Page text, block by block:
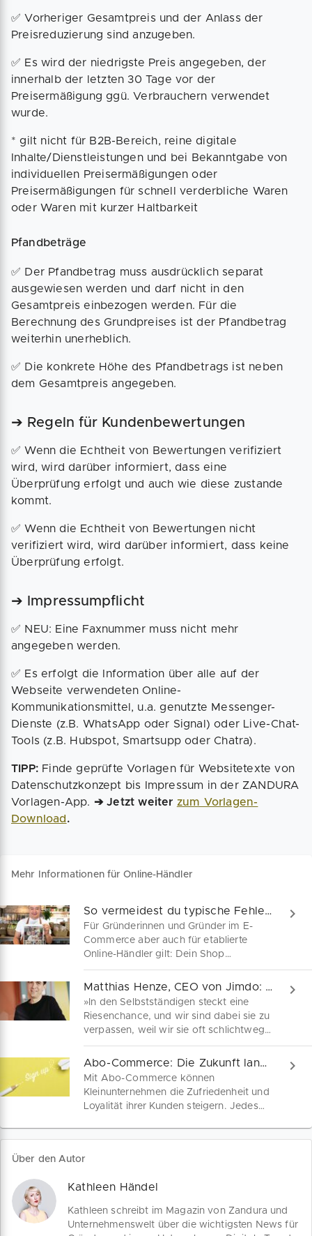
✅ Vorheriger Gesamtpreis und der Anlass der
Preisreduzierung sind anzugeben.
✅ Es wird der niedrigste Preis angegeben, der
innerhalb der letzten 30 Tage vor der
Preisermäßigung ggü. Verbrauchern verwendet
wurde.
* gilt nicht für B2B-Bereich, reine digitale
Inhalte/Dienstleistungen und bei Bekanntgabe von
individuellen Preisermäßigungen oder
Preisermäßigungen für schnell verderbliche Waren
oder Waren mit kurzer Haltbarkeit
Pfandbeträge
✅ Der Pfandbetrag muss ausdrücklich separat
ausgewiesen werden und darf nicht in den
Gesamtpreis einbezogen werden. Für die
Berechnung des Grundpreises ist der Pfandbetrag
weiterhin unerheblich.
✅ Die konkrete Höhe des Pfandbetrags ist neben
dem Gesamtpreis angegeben.
➔ Regeln für Kundenbewertungen
✅ Wenn die Echtheit von Bewertungen verifiziert
wird, wird darüber informiert, dass eine
Überprüfung erfolgt und auch wie diese zustande
kommt.
✅ Wenn die Echtheit von Bewertungen nicht
verifiziert wird, wird darüber informiert, dass keine
Überprüfung erfolgt.
➔ Impressumpflicht
✅ NEU: Eine Faxnummer muss nicht mehr
angegeben werden.
✅ Es erfolgt die Information über alle auf der
Webseite verwendeten Online-
Kommunikationsmittel, u.a. genutzte Messenger-
Dienste (z.B. WhatsApp oder Signal) oder Live-Chat-
Tools (z.B. Hubspot, Smartsupp oder Chatra).
TIPP: Finde geprüfte Vorlagen für Websitetexte von
Datenschutzkonzept bis Impressum in der ZANDURA
Vorlagen-App. ➔ Jetzt weiter zum Vorlagen-
Download .
Mehr Informationen für Online-Händler
So vermeidest du typische Fehler im Online-Shop
Für Gründerinnen und Gründer im E-
Commerce aber auch für etablierte
Online-Händler gilt: Dein Shop
funktioniert nur dann optimal, wenn du
keine Potenziale verschenkst. Von
Registrierung bis Check-Out – Kenne die
häufigsten Fehlerquellen im Online-
Matthias Henze, CEO von Jimdo: Stille Helden ans Licht
»In den Selbstständigen steckt eine
Riesenchance, und wir sind dabei sie zu
verpassen, weil wir sie oft schlichtweg
übersehen.« Matthias Henze, CEO und
Mitgründer von Jimdo will die Kraft der
Kleinunternehmen entfesseln. Ein
Interview über passgenaue
Digitalisierung, den Gründerstandort
Deutschland und deine Chance auf
10.000 EUR Durchstart-Bonus.
Abo-Commerce: Die Zukunft langlebiger Kundenbindung
Mit Abo-Commerce können
Kleinunternehmen die Zufriedenheit und
Loyalität ihrer Kunden steigern. Jedes
strategisches Wachstum.
Über den Autor
Kathleen Händel
Kathleen schreibt im Magazin von Zandura und
Unternehmenswelt über die wichtigsten News für